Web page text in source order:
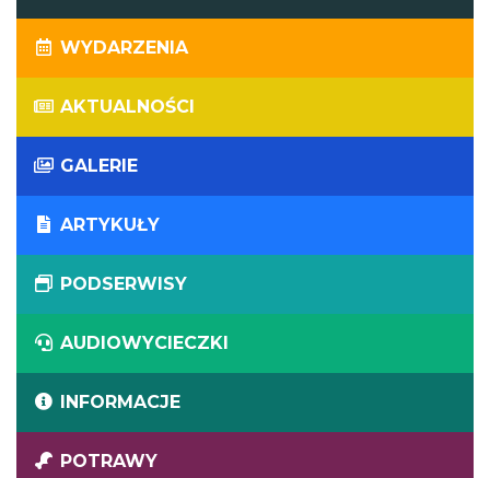
WYDARZENIA
AKTUALNOŚCI
GALERIE
ARTYKUŁY
PODSERWISY
AUDIOWYCIECZKI
INFORMACJE
POTRAWY